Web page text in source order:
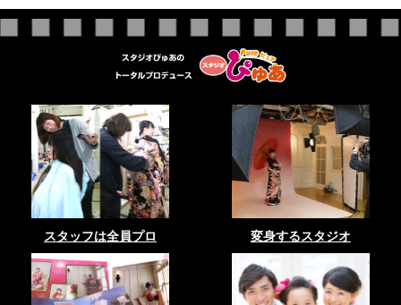
スタッフは全員プロ 変身するスタジオ